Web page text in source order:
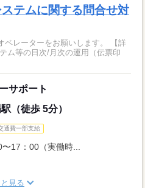
ステムに関する問合せ対
ーターをお願いします。 【詳
ム等の日次/月次の運用（伝票印
サポート
（徒歩 5分）
通費一部支給
17：00（実働時...
見る